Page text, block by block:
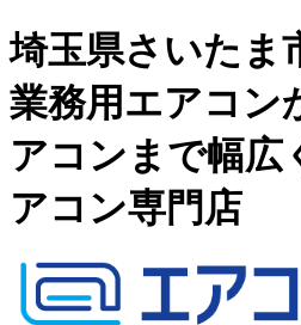
埼玉県さいたま
業務用エアコン
アコンまで幅広
アコン専門店